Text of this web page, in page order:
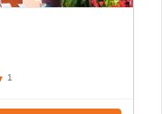
1